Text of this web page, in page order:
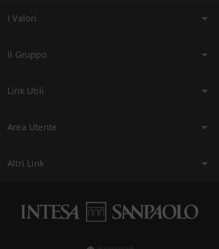
I Valori
Il Gruppo
Link Utili
Area Utente
Altri Link